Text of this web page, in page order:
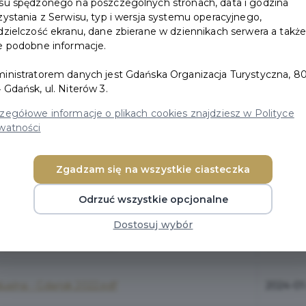
POMORSKIM - PORÓWNANIE 2019-2020 ROKU
POMORSKIM W 2019 ROKU [PL/EN]
Data
- Gdańsk 2023.pdf
spędzonego na poszczególnych stronach, data i godzina
z Serwisu, typ i wersja systemu operacyjnego,
ekranu, dane zbierane w dziennikach serwera a także
podobne informacje.
danych jest Gdańska Organizacja Turystyczna,
Gdańsk, ul. Niterów 3.
informacje o plikach cookies znajdziesz w Polityce
Zgadzam się na wszystkie ciasteczka
Odrzuć wszystkie opcjonalne
Dostosuj wybór